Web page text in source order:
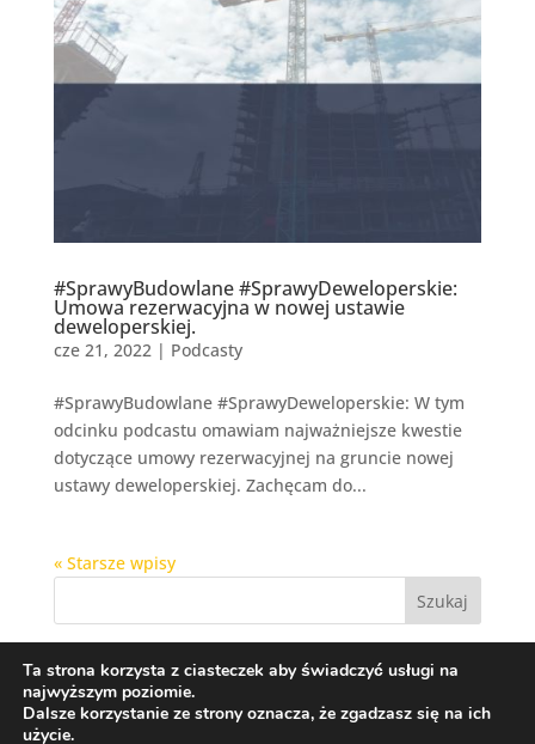
#SprawyBudowlane #SprawyDeweloperskie:
Umowa rezerwacyjna w nowej ustawie
deweloperskiej.
cze 21, 2022| Podcasty
#SprawyBudowlane #SprawyDeweloperskie: W tym
odcinku podcastu omawiam najważniejsze kwestie
dotyczące umowy rezerwacyjnej na gruncie nowej
ustawy deweloperskiej. Zachęcam do...
« Starsze wpisy
Szukaj
Ta strona korzysta z ciasteczek aby świadczyć usługi na
najwyższym poziomie.
Dalsze korzystanie ze strony oznacza, że zgadzasz się na ich
użycie.